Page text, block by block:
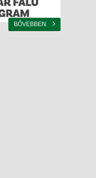
BŐVEBBEN